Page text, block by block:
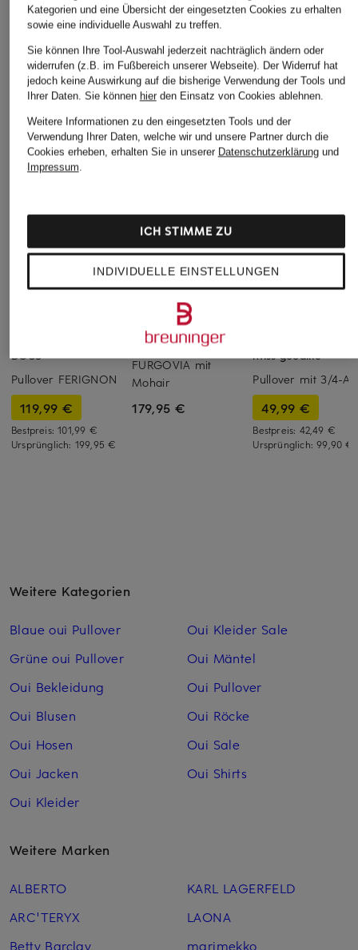
BOSS
Pullover FERIGNON
119,99 €
Bestpreis:101,99 €
Ursprünglich: 199,95 €
Strickjacke
FURGOVIA mit
Mohair
179,95 €
miss goodlife
Pullover mit 3/4-
49,99 €
Bestpreis: 42,49 €
Ursprünglich:99,90 €
Weitere Kategorien
Blaue oui Pullover
Grüne oui Pullover
Oui Bekleidung
Oui Blusen
Oui Hosen
Oui Jacken
Oui Kleider
Oui Kleider Sale
Oui Mäntel
Oui Pullover
Oui Röcke
Oui Sale
Oui Shirts
Weitere Marken
ALBERTO
ARC'TERYX
Betty Barclay
KARL LAGERFELD
LAONA
marimekko
Kategorien und eine Übersicht der eingesetzten Cookies zu erhalten
sowie eine individuelle Auswahl zu treffen.
Sie können Ihre Tool-Auswahl jederzeit nachträglich ändern oder
widerrufen (z.B. im Fußbereich unserer Webseite). Der Widerruf hat
jedoch keine Auswirkung auf die bisherige Verwendung der Tools und
Ihrer Daten. Sie können hierden Einsatz von Cookies ablehnen.
Weitere Informationen zu den eingesetzten Tools und der
Verwendung Ihrer Daten, welche wir und unsere Partner durch die
Cookies erheben, erhalten Sie in unserer Datenschutzerklärungund
Impressum.
INDIVIDUELLE EINSTELLUNGEN
ICH STIMME ZU